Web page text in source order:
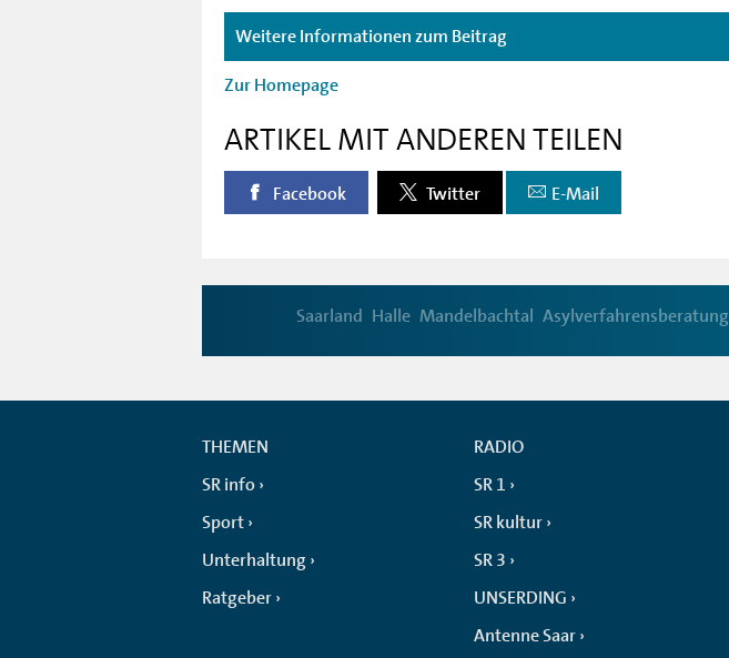
Weitere Informationen zum Beitrag
Zur Homepage
ARTIKEL MIT ANDEREN TEILEN
Facebook Twitter E-Mail
Saarland Halle Mandelbachtal Asylverfahrensberatung
THEMEN
SR info
Sport
Unterhaltung
Ratgeber
RADIO
SR 1
SR kultur
SR 3
UNSERDING
Antenne Saar